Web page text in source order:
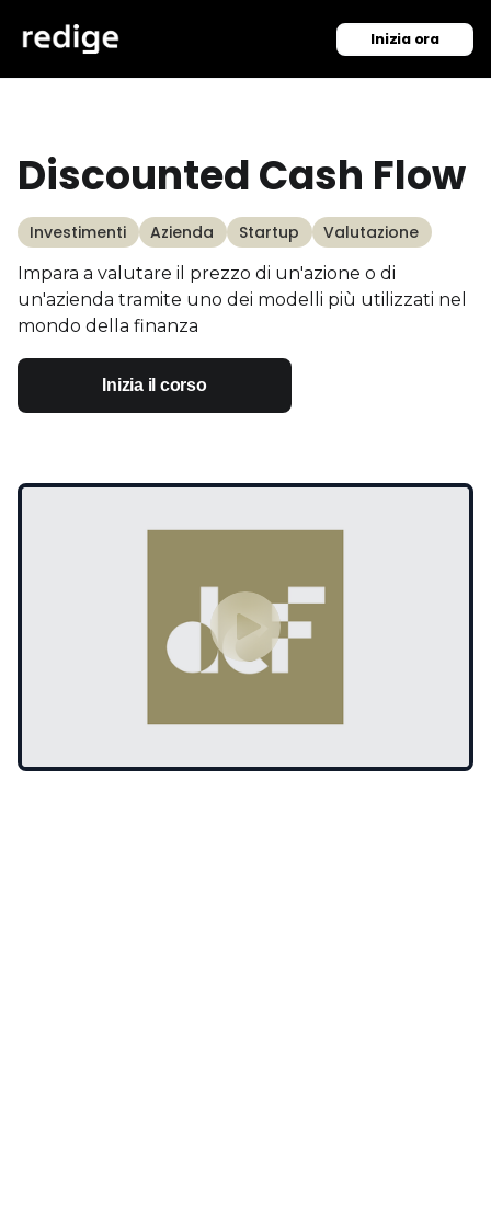
Inizia ora
Discounted Cash Flow
Investimenti Azienda Startup Valutazione
Impara a valutare il prezzo di un'azione o di
un'azienda tramite uno dei modelli più utilizzati nel
mondo della finanza
Inizia il corso